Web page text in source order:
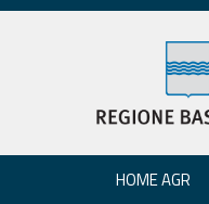
HOME AGR